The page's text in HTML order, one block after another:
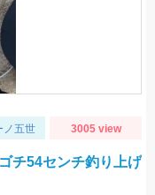
ノ五世 3005 view
チ54センチ釣り上げ